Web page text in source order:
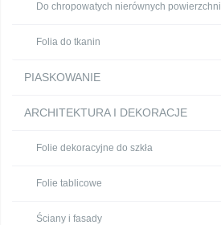
Do chropowatych nierównych powierzchni
Folia do tkanin
PIASKOWANIE
ARCHITEKTURA I DEKORACJE
Folie dekoracyjne do szkła
Folie tablicowe
Ściany i fasady